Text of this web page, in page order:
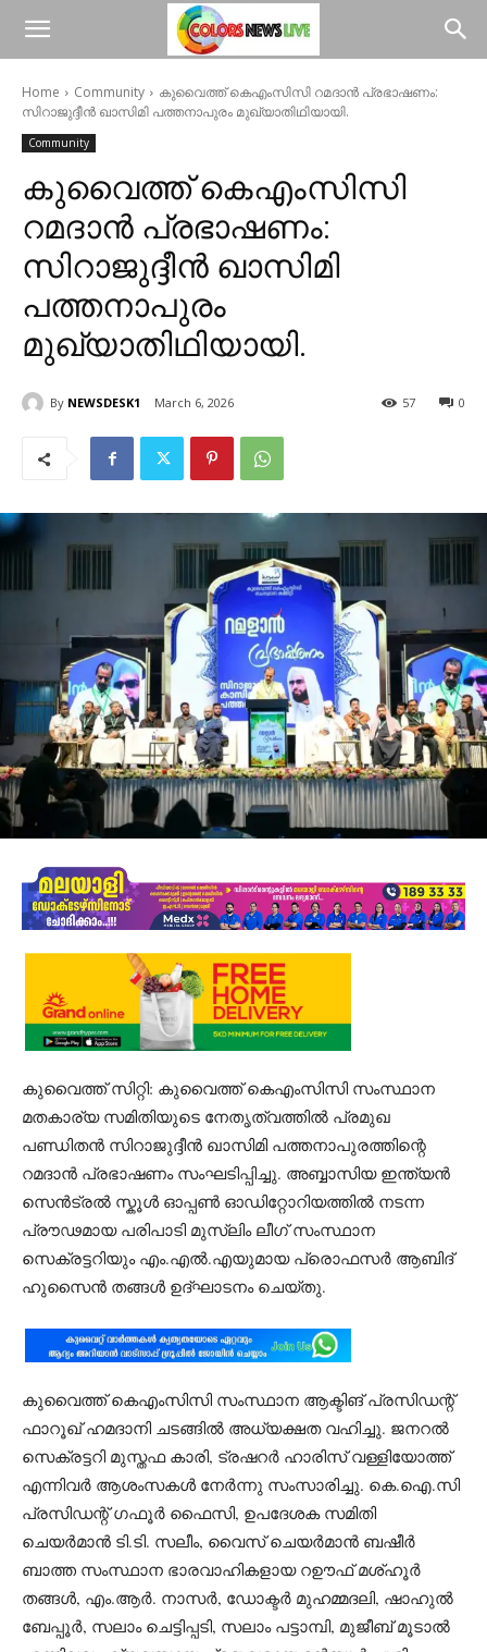
Home Community
കുവൈത്ത് കെഎംസിസി റമദാൻ പ്രഭാഷണം:
സിറാജുദ്ദീൻ ഖാസിമി പത്തനാപുരം മുഖ്യാതിഥിയായി.​
Community
കുവൈത്ത് കെഎംസിസി
റമദാൻ പ്രഭാഷണം:
സിറാജുദ്ദീൻ ഖാസിമി
പത്തനാപുരം
മുഖ്യാതിഥിയായി.​
By NEWSDESK1 March 6, 2026 0
57
​കുവൈത്ത് സിറ്റി: കുവൈത്ത് കെഎംസിസി സംസ്ഥാന
മതകാര്യ സമിതിയുടെ നേതൃത്വത്തിൽ പ്രമുഖ
പണ്ഡിതൻ സിറാജുദ്ദീൻ ഖാസിമി പത്തനാപുരത്തിന്റെ
റമദാൻ പ്രഭാഷണം സംഘടിപ്പിച്ചു. അബ്ബാസിയ ഇന്ത്യൻ
സെൻട്രൽ സ്കൂൾ ഓപ്പൺ ഓഡിറ്റോറിയത്തിൽ നടന്ന
പ്രൗഢമായ പരിപാടി മുസ്‌ലിം ലീഗ് സംസ്ഥാന
സെക്രട്ടറിയും എം.എൽ.എയുമായ പ്രൊഫസർ ആബിദ്
ഹുസൈൻ തങ്ങൾ ഉദ്ഘാടനം ചെയ്തു.​
കുവൈത്ത് കെഎംസിസി സംസ്ഥാന ആക്ടിങ് പ്രസിഡന്റ്
ഫാറൂഖ് ഹമദാനി ചടങ്ങിൽ അധ്യക്ഷത വഹിച്ചു. ജനറൽ
സെക്രട്ടറി മുസ്തഫ കാരി, ട്രഷറർ ഹാരിസ് വള്ളിയോത്ത്
എന്നിവർ ആശംസകൾ നേർന്നു സംസാരിച്ചു. കെ.ഐ.സി
പ്രസിഡന്റ് ഗഫൂർ ഫൈസി, ഉപദേശക സമിതി
ചെയർമാൻ ടി.ടി. സലീം, വൈസ് ചെയർമാൻ ബഷീർ
ബാത്ത ​സംസ്ഥാന ഭാരവാഹികളായ റഊഫ് മശ്ഹൂർ
തങ്ങൾ, എം.ആർ. നാസർ, ഡോക്ടർ മുഹമ്മദലി, ഷാഹുൽ
ബേപ്പൂർ, സലാം ചെട്ടിപ്പടി, സലാം പട്ടാമ്പി, മുജീബ് മൂടാൽ